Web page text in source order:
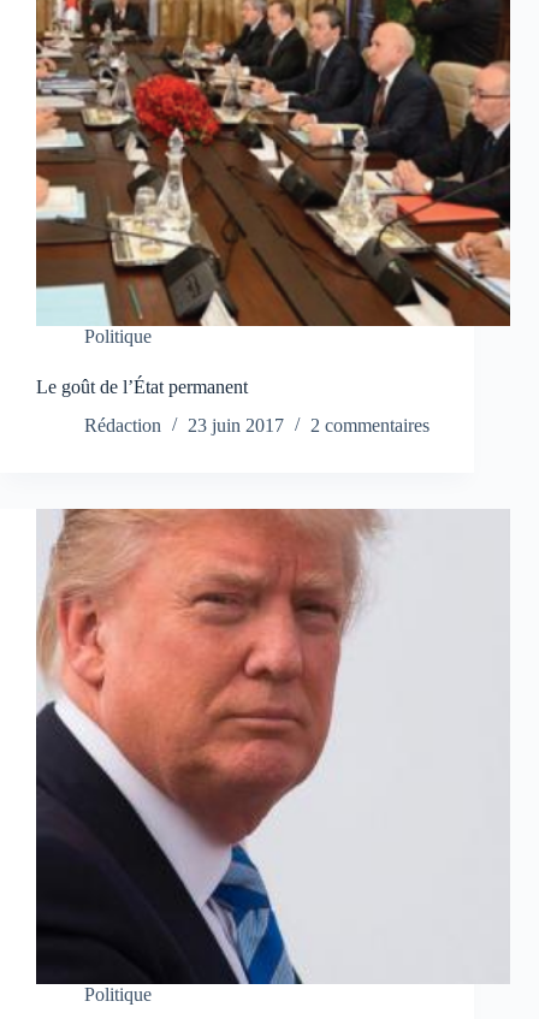
Politique
Le goût de l’État permanent
Rédaction
23 juin 2017 2 commentaires
Politique